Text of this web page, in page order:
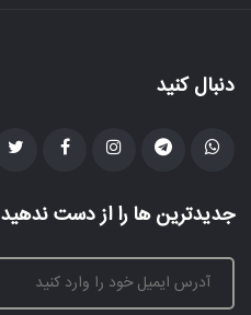
دنبال کنید
جدیدترین ها را از دست ندهید